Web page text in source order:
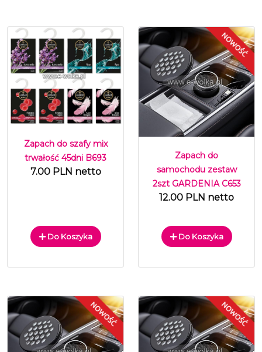
Zapach do szafy mix
trwałość 45dni B693
7.00 PLN netto
Do Koszyka
Zapach do
samochodu zestaw
2szt GARDENIA C653
12.00 PLN netto
Do Koszyka